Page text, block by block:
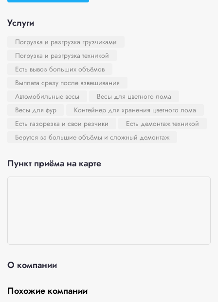
Услуги
Погрузка и разгрузка грузчиками
Погрузка и разгрузка техникой
Есть вывоз больших объёмов
Выплата сразу после взвешивания
Автомобильные весы
Весы для цветного лома
Весы для фур
Контейнер для хранения цветного лома
Есть газорезка и свои резчики
Есть демонтаж техникой
Берутся за большие объёмы и сложный демонтаж
Пункт приёма на карте
О компании
Похожие компании